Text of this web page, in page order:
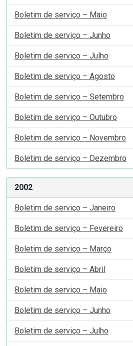
Boletim de serviço – Maio
Boletim de serviço – Junho
Boletim de serviço – Julho
Boletim de serviço – Agosto
Boletim de serviço – Setembro
Boletim de serviço – Outubro
Boletim de serviço – Novembro
Boletim de serviço – Dezembro
2002
Boletim de serviço – Janeiro
Boletim de serviço – Fevereiro
Boletim de serviço – Março
Boletim de serviço – Abril
Boletim de serviço – Maio
Boletim de serviço – Junho
Boletim de serviço – Julho